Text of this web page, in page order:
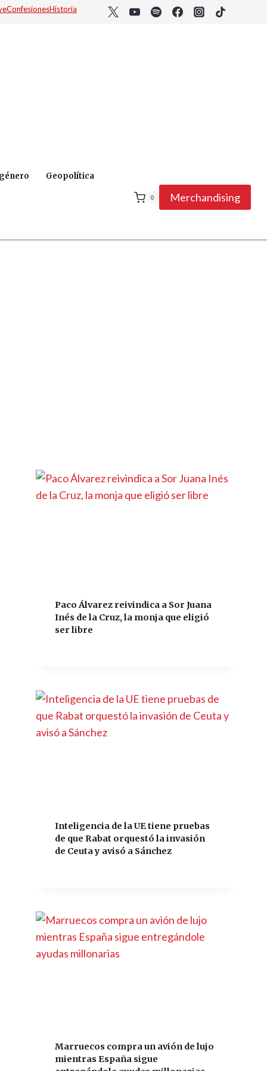
ConfesionesHistoria
Geopolítica
0 Merchandising
Paco Álvarez reivindica a Sor Juana
Inés de la Cruz, la monja que eligió
ser libre
Inteligencia de la UE tiene pruebas
de que Rabat orquestó la invasión
de Ceuta y avisó a Sánchez
Marruecos compra un avión de lujo
mientras España sigue